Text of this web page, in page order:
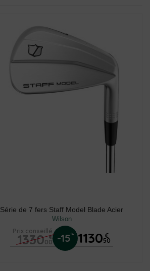
Série de 7 fers Staff Model Blade Acier
Wilson
Prix conseillé
1330 €
00 -15% 1130 €
50